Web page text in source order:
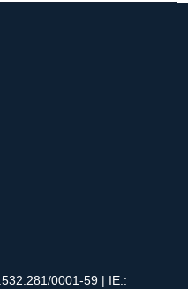
0001-59 | IE.: